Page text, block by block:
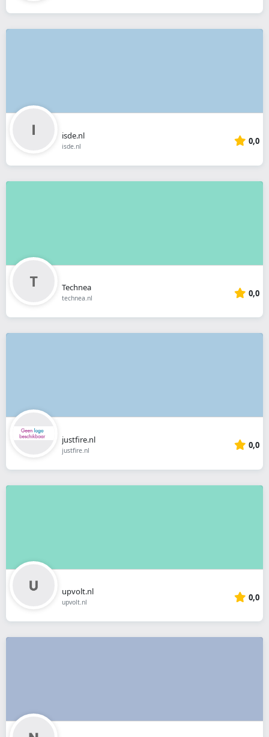
isde.nl
isde.nl 0,0
Technea
technea.nl 0,0
justfire.nl
justfire.nl 0,0
upvolt.nl
upvolt.nl 0,0